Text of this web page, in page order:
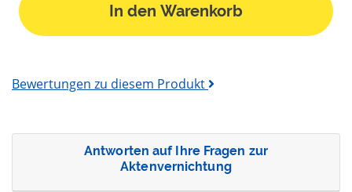
In den Warenkorb
Bewertungen zu diesem Produkt
Antworten auf Ihre Fragen zur
Aktenvernichtung